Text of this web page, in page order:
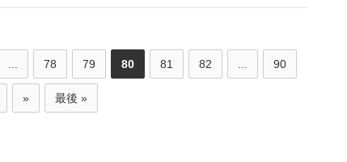
78 79 80 81 82 90
» 最後 »